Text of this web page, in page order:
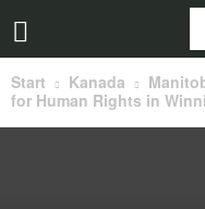
Start Kanada
for Human Rights in